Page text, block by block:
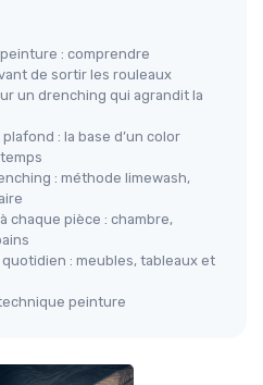
: comprendre
de sortir les rouleaux
un drenching qui agrandit la
: la base d’un color
: méthode limewash,
chaque pièce : chambre,
: meubles, tableaux et
peinture